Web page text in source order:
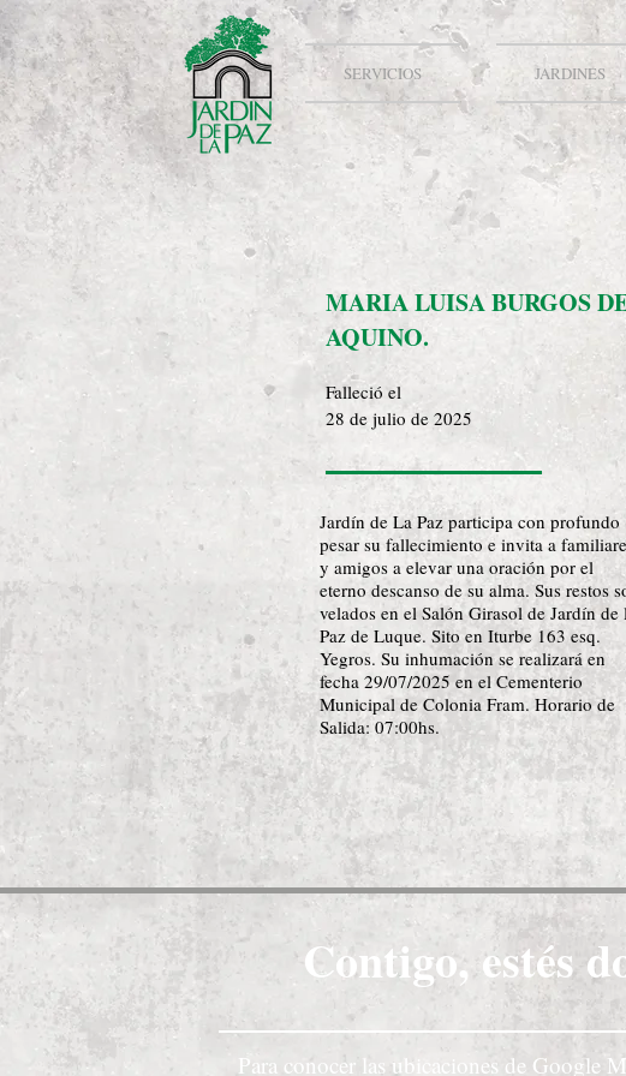
SERVICIOS JARDINES
MARIA LUISA BURGOS
AQUINO.
28 de julio de 2025
Jardín de La Paz participa con profundo
pesar su fallecimiento e invita a
y amigos a elevar una oración por el
eterno descanso de su alma. Sus restos
velados en el Salón Girasol de Jardín de
Paz de Luque. Sito en Iturbe 163 esq.
Yegros. Su inhumación se realizará en
fecha 29/07/2025 en el Cementerio
Municipal de Colonia Fram. Horario de
Salida: 07:00hs.
Falleció el
Contigo, estés
Para conocer las ubicaciones de Google